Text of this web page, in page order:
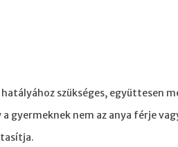
szükséges, együttesen
gyermeknek nem az anya férje